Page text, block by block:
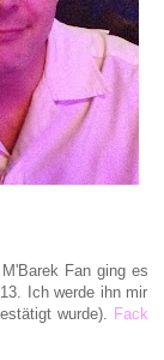
Fan ging es
Ich werde ihn mir
wurde). Fack